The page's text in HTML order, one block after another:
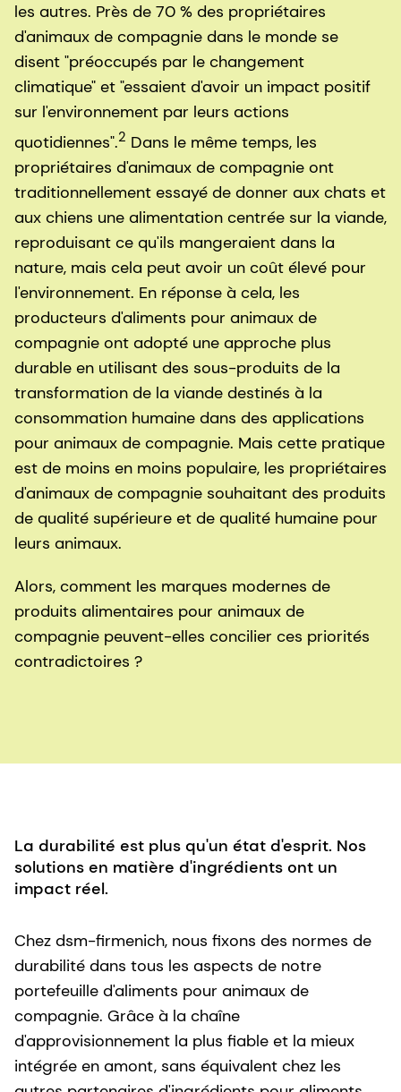
les autres. Près de 70 % des propriétaires
d'animaux de compagnie dans le monde se
disent "préoccupés par le changement
climatique" et "essaient d'avoir un impact positif
sur l'environnement par leurs actions
quotidiennes".2 Dans le même temps, les
propriétaires d'animaux de compagnie ont
traditionnellement essayé de donner aux chats et
aux chiens une alimentation centrée sur la viande,
reproduisant ce qu'ils mangeraient dans la
nature, mais cela peut avoir un coût élevé pour
l'environnement. En réponse à cela, les
producteurs d'aliments pour animaux de
compagnie ont adopté une approche plus
durable en utilisant des sous-produits de la
transformation de la viande destinés à la
consommation humaine dans des applications
pour animaux de compagnie. Mais cette pratique
est de moins en moins populaire, les propriétaires
d'animaux de compagnie souhaitant des produits
de qualité supérieure et de qualité humaine pour
leurs animaux.
Alors, comment les marques modernes de
produits alimentaires pour animaux de
compagnie peuvent-elles concilier ces priorités
contradictoires ?
La durabilité est plus qu'un état d'esprit. Nos
solutions en matière d'ingrédients ont un
impact réel.
Chez dsm-firmenich, nous fixons des normes de
durabilité dans tous les aspects de notre
portefeuille d'aliments pour animaux de
compagnie. Grâce à la chaîne
d'approvisionnement la plus fiable et la mieux
intégrée en amont, sans équivalent chez les